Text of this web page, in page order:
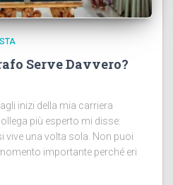
Serve Davvero?
inizi della mia carriera
più esperto mi disse:
vive una volta sola. Non puoi
importante perché eri